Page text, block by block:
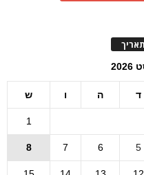
ד ה ו ש
1
5
6
7
8